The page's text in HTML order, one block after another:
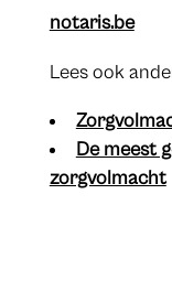
notaris.be
Lees ook
​De meest
zorgvolmacht